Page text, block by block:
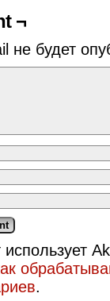
¬
не будет
использует
.